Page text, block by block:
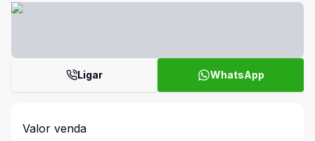
Ligar WhatsApp
Valor venda